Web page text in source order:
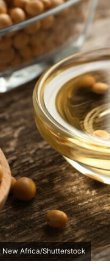
New Africa/Shutterstock